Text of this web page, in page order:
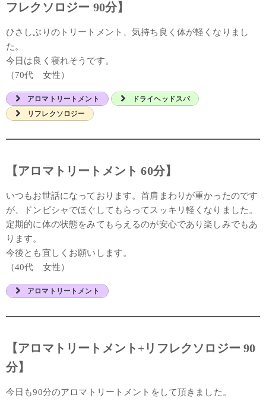
フレクソロジー 90分】
ひさしぶりのトリートメント、気持ち良く体が軽くなりまし
た。
今日は良く寝れそうです。
（70代 女性）
アロマトリートメント
ドライヘッドスパ
リフレクソロジー
【アロマトリートメント 60分】
いつもお世話になっております。首肩まわりが重かったのです
が、ドンピシャでほぐしてもらってスッキリ軽くなりました。
定期的に体の状態をみてもらえるのが安心であり楽しみでもあ
ります。
今後とも宜しくお願いします。
（40代 女性）
アロマトリートメント
【アロマトリートメント+リフレクソロジー 90
分】
今日も90分のアロマトリートメントをして頂きました。